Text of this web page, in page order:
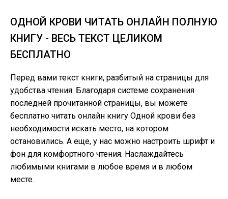
ОДНОЙ КРОВИ ЧИТАТЬ ОНЛАЙН ПОЛНУЮ
КНИГУ - ВЕСЬ ТЕКСТ ЦЕЛИКОМ
БЕСПЛАТНО
Перед вами текст книги, разбитый на страницы для
удобства чтения. Благодаря системе сохранения
последней прочитанной страницы, вы можете
бесплатно читать онлайн книгу Одной крови без
необходимости искать место, на котором
остановились. А еще, у нас можно настроить шрифт и
фон для комфортного чтения. Наслаждайтесь
любимыми книгами в любое время и в любом
месте.